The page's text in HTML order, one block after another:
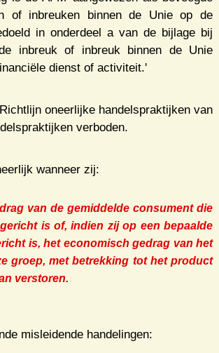
of inbreuken binnen de Unie op de
in onderdeel a van de bijlage bij
inbreuk of inbreuk binnen de Unie
dienst of activiteit.'
oneerlijke handelspraktijken van
verboden.
wanneer zij:
van de gemiddelde consument die
is of, indien zij op een bepaalde
is, het economisch gedrag van het
groep, met betrekking tot het product
verstoren.
misleidende handelingen: